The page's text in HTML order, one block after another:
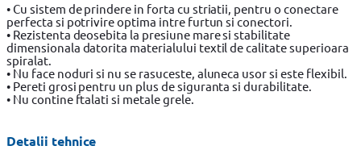
• Cu sistem de prindere in forta cu striatii, pentru o conectare
perfecta si potrivire optima intre furtun si conectori.
• Rezistenta deosebita la presiune mare si stabilitate
dimensionala datorita materialului textil de calitate superioara
spiralat.
• Nu face noduri si nu se rasuceste, aluneca usor si este flexibil.
• Pereti grosi pentru un plus de siguranta si durabilitate.
• Nu contine ftalati si metale grele.
Detalii tehnice